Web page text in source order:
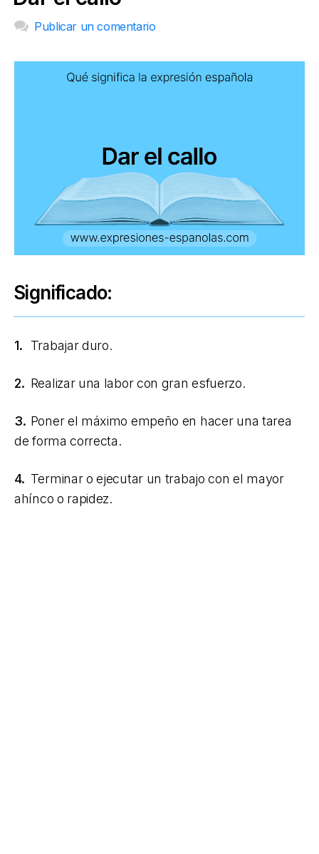
Publicar un comentario
Significado:
1. Trabajar duro.
2. Realizar una labor con gran esfuerzo.
3. Poner el máximo empeño en hacer una tarea
de forma correcta.
4. Terminar o ejecutar un trabajo con el mayor
ahínco o rapidez.